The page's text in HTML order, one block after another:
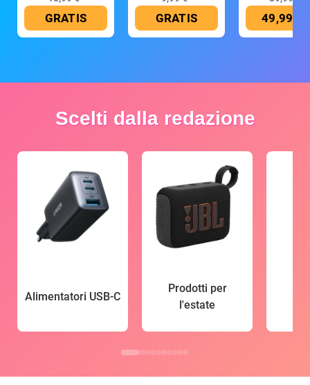
GRATIS GRATIS 49,99 €
Scelti dalla redazione
Alimentatori USB-C
Prodotti per
l'estate